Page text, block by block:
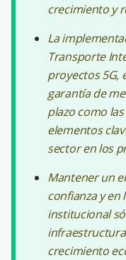
crecimiento y
La
Transporte
proyectos 5G,
garantía de
plazo como
elementos
sector en los
Mantener un
confianza y
institucional
crecimiento